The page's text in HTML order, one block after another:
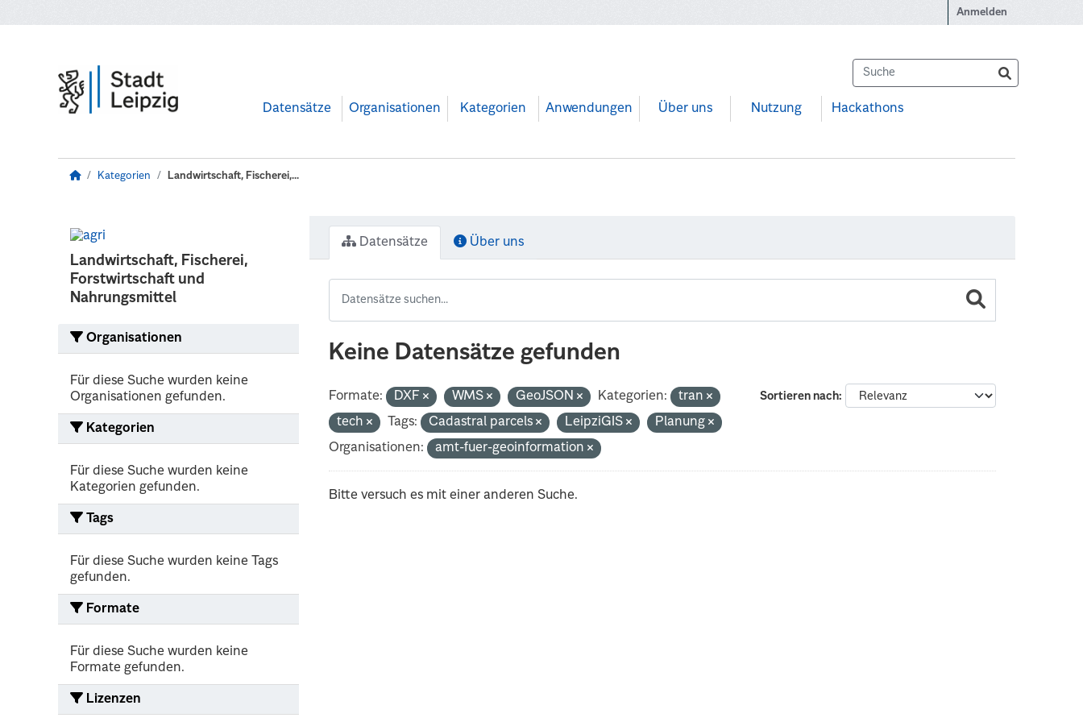
Anmelden
Datensätze Organisationen Kategorien Anwendungen Über uns Nutzung Hackathons
Kategorien Landwirtschaft, Fischerei,...
Landwirtschaft, Fischerei,
Forstwirtschaft und
Nahrungsmittel
Organisationen
Für diese Suche wurden keine
Organisationen gefunden.
Kategorien
Für diese Suche wurden keine
Kategorien gefunden.
Tags
Für diese Suche wurden keine Tags
gefunden.
Formate
Für diese Suche wurden keine
Formate gefunden.
Lizenzen
Datensätze Über uns
Keine Datensätze gefunden
Sortieren nach
Formate: DXF WMS GeoJSON Kategorien:
tran
tech
Tags: Cadastral parcels LeipziGIS
Planung
Organisationen:
amt-fuer-geoinformation
Bitte versuch es mit einer anderen Suche.